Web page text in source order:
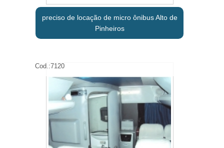
preciso de locação de micro ônibus Alto de
Pinheiros
Cod.:7120